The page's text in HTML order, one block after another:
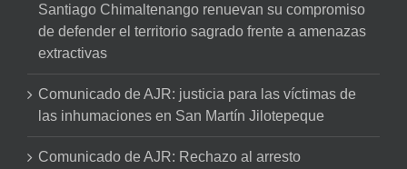
Santiago Chimaltenango renuevan su compromiso
de defender el territorio sagrado frente a amenazas
extractivas
Comunicado de AJR: justicia para las víctimas de
las inhumaciones en San Martín Jilotepeque
Comunicado de AJR: Rechazo al arresto